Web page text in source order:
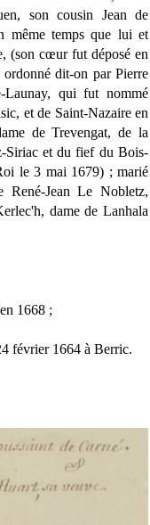
son cousin Jean de
même temps que lui et
(son cœur fut déposé en
ordonné dit-on par Pierre
Launay, qui fut nommé
et de Saint-Nazaire en
de Trevengat, de la
Siriac et du fief du Bois-
le 3 mai 1679) ; marié
Jean Le Nobletz,
dame de Lanhala
1668 ;
février 1664 à Berric.